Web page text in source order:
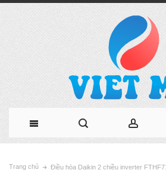
Trang chủ Điều hòa Daikin 2 chiều inverter